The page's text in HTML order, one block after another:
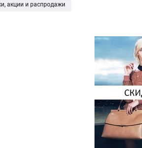
акции и распродажи